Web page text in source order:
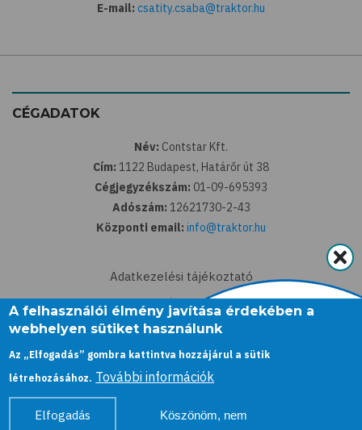
E-mail: csatity.csaba@traktor.hu
CÉGADATOK
Név: Contstar Kft.
Cím: 1122 Budapest, Határőr út 38
Cégjegyzékszám: 01-09-695393
Adószám: 12621730-2-43
Központi email: info@traktor.hu
Adatkezelési tájékoztató
ÁSZF
A felhasználói élmény javítása érdekében a
webhelyen sütiket használunk
Az „Elfogadás” gombra kattintva hozzájárul a sütik
létrehozásához. További információk
Elfogadás Köszönöm, nem